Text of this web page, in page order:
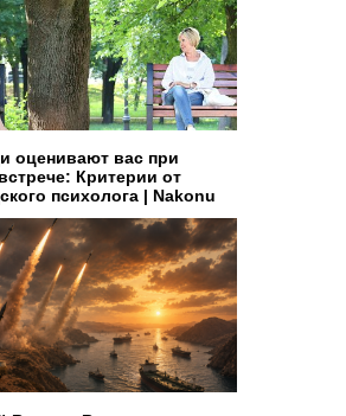
оценивают вас при
Критерии от
психолога | Nakonu